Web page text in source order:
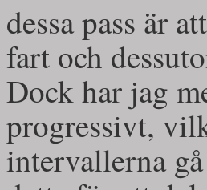
dessa pass är
fart och
Dock har jag
progressivt,
intervallerna